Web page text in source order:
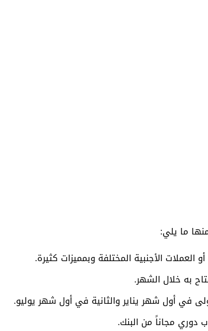
ما يلي:
الأجنبية المختلفة وبمميزات كثيرة.
به خلال الشهر.
في أول شهر يناير والثانية في أول شهر يوليو.
مجاناً من البنك.